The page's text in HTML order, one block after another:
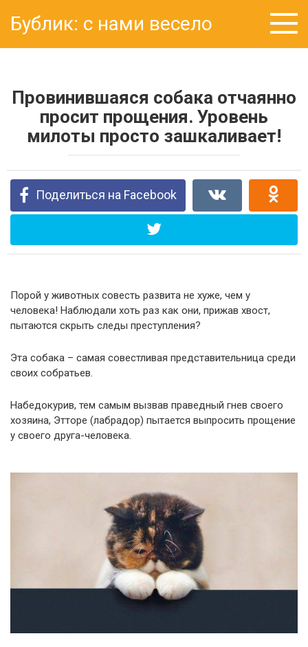
контенту
Бублик: с нами весело
Провинившаяся собака отчаянно
просит прощения. Уровень
милоты просто зашкаливает!
Поделиться на Facebook
Порой у животных совесть развита не хуже, чем у
человека! Наблюдали хоть раз как они, прижав хвост,
пытаются скрыть следы преступления?
Эта собака – самая совестливая представительница среди
своих собратьев.
Набедокурив, тем самым вызвав праведный гнев своего
хозяина, Этторе (лабрадор) пытается выпросить прощение
у своего друга-человека.